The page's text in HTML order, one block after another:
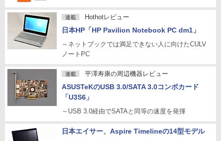
連載 Hothotレビュー
日本HP「HP Pavilion Notebook PC dm1」
～ネットブックでは満足できない人に向けたCULV
ノートPC
連載 平澤寿康の周辺機器レビュー
ASUSTeKのUSB 3.0/SATA 3.0コンボカード
「U3S6」
～USB 3.0経由でSATAと同等の速度を発揮
日本エイサー、Aspire Timelineの14型モデル